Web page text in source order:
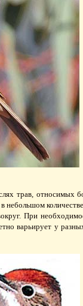
трав, относимых
небольшом
При
варьирует у